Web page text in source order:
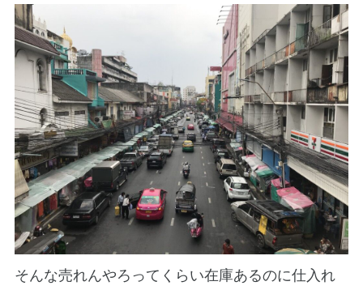
そんな売れんやろってくらい在庫あるのに仕入れ